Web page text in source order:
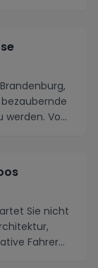
Vo...
Sie nicht
Fahrer...